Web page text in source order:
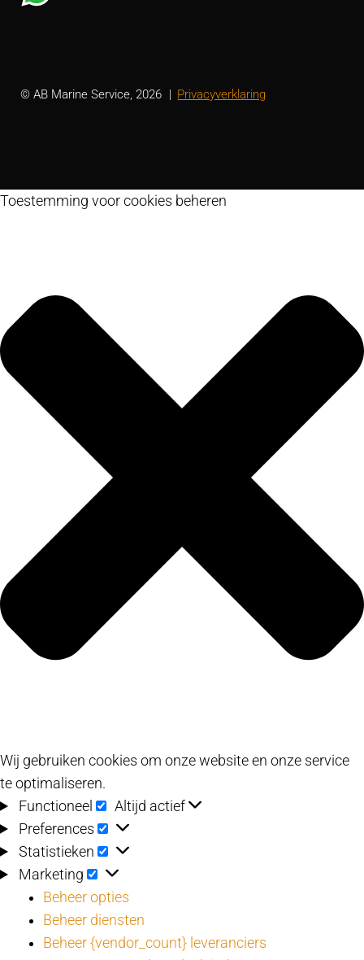
© AB Marine Service, 2026 Privacyverklaring
Toestemming voor cookies beheren
Wij gebruiken cookies om onze website en onze service
te optimaliseren.
Functioneel
Functioneel
Altijd actief
Preferences
Preferences
Statistieken Statistieken
Marketing Marketing
Beheer opties
Beheer diensten
Beheer {vendor_count} leveranciers